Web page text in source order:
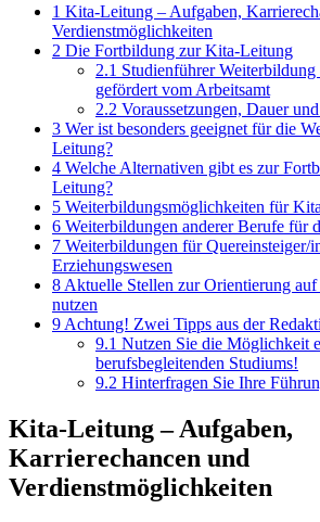
1 Kita-Leitung – Aufgaben,
Verdienstmöglichkeiten
2 Die Fortbildung zur Kita-Leitung
2.1 Studienführer
gefördert vom Arbeitsamt
2.2 Voraussetzungen, Dauer
3 Wer ist besonders geeignet für die
Leitung?
4 Welche Alternativen gibt es zur
Leitung?
5 Weiterbildungsmöglichkeiten für
6 Weiterbildungen anderer Berufe für
7 Weiterbildungen für Quereinsteiger/
Erziehungswesen
8 Aktuelle Stellen zur Orientierung
nutzen
9 Achtung! Zwei Tipps aus der
9.1 Nutzen Sie die Möglichkeit
berufsbegleitenden Studiums!
9.2 Hinterfragen Sie Ihre
Kita-Leitung – Aufgaben,
Karrierechancen und
Verdienstmöglichkeiten